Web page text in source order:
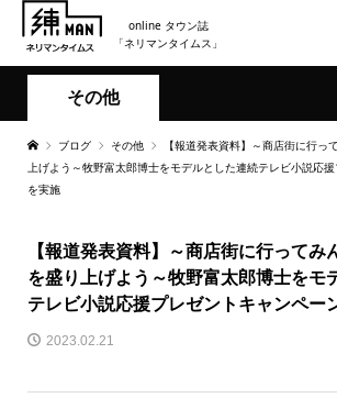
online タウン誌
「ネリマンタイムス」
その他
ブログ その他
【報道発表資料】～商店街に行っ
上げよう～牧野富太郎博士をモデルとした連続テレビ小説応
を実施
【報道発表資料】～商店街に行ってみ
を盛り上げよう～牧野富太郎博士をモ
テレビ小説応援プレゼントキャンペー
2023.02.21